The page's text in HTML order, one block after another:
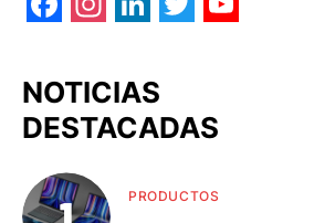
NOTICIAS
DESTACADAS
PRODUCTOS